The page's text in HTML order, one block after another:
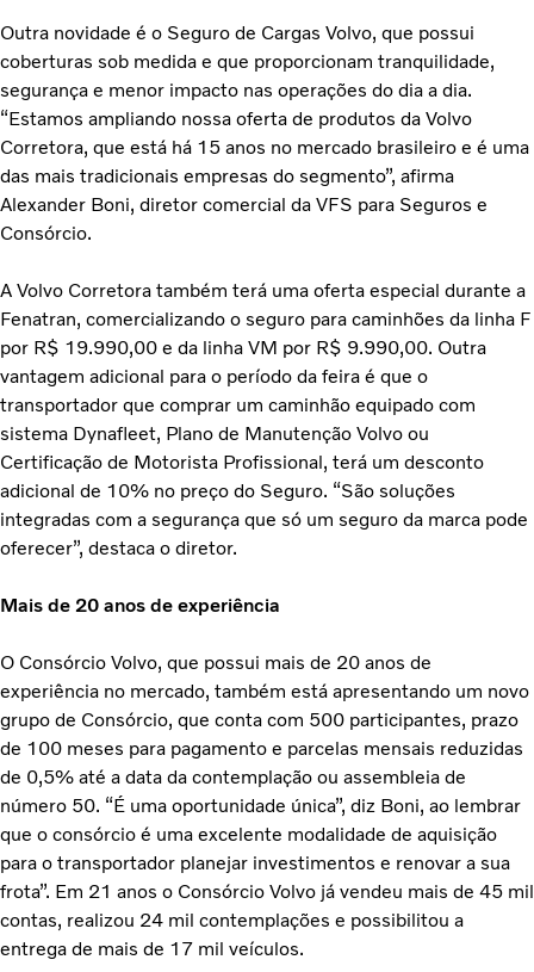
Outra novidade é o Seguro de Cargas Volvo, que possui
coberturas sob medida e que proporcionam tranquilidade,
segurança e menor impacto nas operações do dia a dia.
“Estamos ampliando nossa oferta de produtos da Volvo
Corretora, que está há 15 anos no mercado brasileiro e é uma
das mais tradicionais empresas do segmento”, afirma
Alexander Boni, diretor comercial da VFS para Seguros e
Consórcio.
A Volvo Corretora também terá uma oferta especial durante a
Fenatran, comercializando o seguro para caminhões da linha F
por R$ 19.990,00 e da linha VM por R$ 9.990,00. Outra
vantagem adicional para o período da feira é que o
transportador que comprar um caminhão equipado com
sistema Dynafleet, Plano de Manutenção Volvo ou
Certificação de Motorista Profissional, terá um desconto
adicional de 10% no preço do Seguro. “São soluções
integradas com a segurança que só um seguro da marca pode
oferecer”, destaca o diretor.
Mais de 20 anos de experiência
O Consórcio Volvo, que possui mais de 20 anos de
experiência no mercado, também está apresentando um novo
grupo de Consórcio, que conta com 500 participantes, prazo
de 100 meses para pagamento e parcelas mensais reduzidas
de 0,5% até a data da contemplação ou assembleia de
número 50. “É uma oportunidade única”, diz Boni, ao lembrar
que o consórcio é uma excelente modalidade de aquisição
para o transportador planejar investimentos e renovar a sua
frota”. Em 21 anos o Consórcio Volvo já vendeu mais de 45 mil
contas, realizou 24 mil contemplações e possibilitou a
entrega de mais de 17 mil veículos.